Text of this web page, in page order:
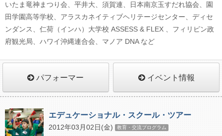
いたま竜神まつり会、平井大、須賀連、日本南京玉すだれ協会、園
田学園高等学校、アラスカネイティブヘリテージセンター、ディセ
ンダンス、仁荷（インハ）大学校 ASSESS & FLEX 、フィリピン政
府観光局、ハワイ沖縄連合会、マノア DNA など
パフォーマー イベント情報
エデュケーショナル・スクール・ツアー
2012年03月02日(金) 教育・交流プログラム